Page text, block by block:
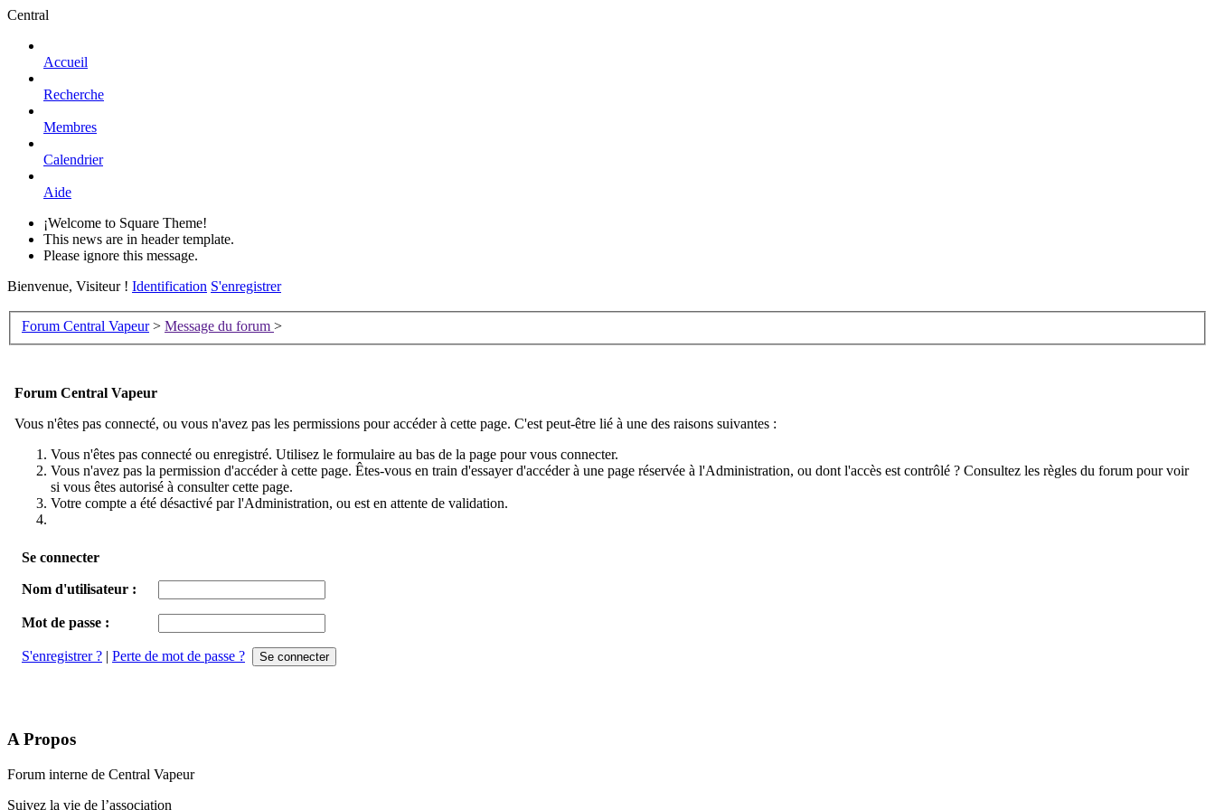
Central
Accueil
Recherche
Membres
Calendrier
Aide
¡Welcome to Square Theme!
This news are in header template.
Please ignore this message.
Bienvenue, Visiteur ! Identification S'enregistrer
Forum Central Vapeur > Message du forum >
Forum Central Vapeur
Vous n'êtes pas connecté, ou vous n'avez pas les permissions pour accéder à cette page. C'est peut-être lié à une des raisons suivantes :
Vous n'êtes pas connecté ou enregistré. Utilisez le formulaire au bas de la page pour vous connecter.
Vous n'avez pas la permission d'accéder à cette page. Êtes-vous en train d'essayer d'accéder à une page réservée à l'Administration, ou dont l'accès est contrôlé ? Consultez les règles du forum pour voir
si vous êtes autorisé à consulter cette page.
Votre compte a été désactivé par l'Administration, ou est en attente de validation.
Se connecter
Nom d'utilisateur :
Mot de passe :
S'enregistrer ? | Perte de mot de passe ?
A Propos
Forum interne de Central Vapeur
Suivez la vie de l’association